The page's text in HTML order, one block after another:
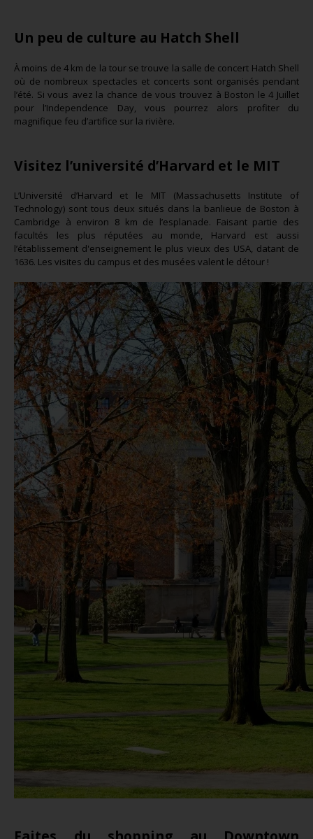
Un peu de culture au Hatch Shell
À moins de 4 km de la tour se trouve la salle de concert Hatch Shell
où de nombreux spectacles et concerts sont organisés pendant
l’été. Si vous avez la chance de vous trouvez à Boston le 4 Juillet
pour l’Independence Day, vous pourrez alors profiter du
magnifique feu d’artifice sur la rivière.
Visitez l’université d’Harvard et le MIT
L’Université d’Harvard et le MIT (Massachusetts Institute of
Technology) sont tous deux situés dans la banlieue de Boston à
Cambridge à environ 8 km de l’esplanade. Faisant partie des
facultés les plus réputées au monde, Harvard est aussi
l’établissement d'enseignement le plus vieux des USA, datant de
1636. Les visites du campus et des musées valent le détour !